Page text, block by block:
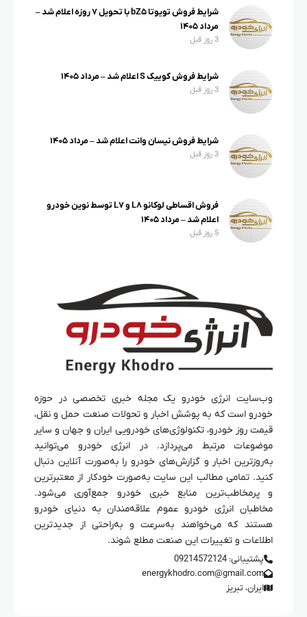
وب‌سایت انرژی خودرو یک مجله خبری تخصصی در حوزه
خودرو است که به پوشش اخبار و تحولات صنعت حمل و نقل،
قیمت روز خودرو، تکنولوژی‌های خودرویی ایران و جهان و سایر
موضوعات مرتبط می‌پردازد. در انرژی خودرو می‌توانید
به‌روزترین اخبار و گزارش‌های خودرو را به‌صورت آنلاین دنبال
کنید. تمامی مطالب این سایت به‌صورت خودکار از معتبرترین
و پرمخاطب‌ترین منابع خبری خودرو جمع‌آوری می‌شود.
مخاطبان انرژی خودرو عموم علاقه‌مندان به دنیای خودرو
هستند که می‌خواهند به‌سرعت و به‌راحتی از جدیدترین
اطلاعات و تغییرات این صنعت مطلع شوند.
پشتیبانی: 09214572124
energykhodro.com@gmail.com
ایران، تبریز
شرایط فروش تویوتا bZ۵ با تحویل ۷ روزه اعلام شد –
مرداد ۱۴۰۵
3 روز قبل
شرایط فروش کوییک S اعلام شد – مرداد ۱۴۰۵
3 روز قبل
شرایط فروش نیسان وانت اعلام شد – مرداد ۱۴۰۵
3 روز قبل
فروش اقساطی لوکانو L۸ و L۷ توسط نوین خودرو
اعلام شد – مرداد ۱۴۰۵
5 روز قبل